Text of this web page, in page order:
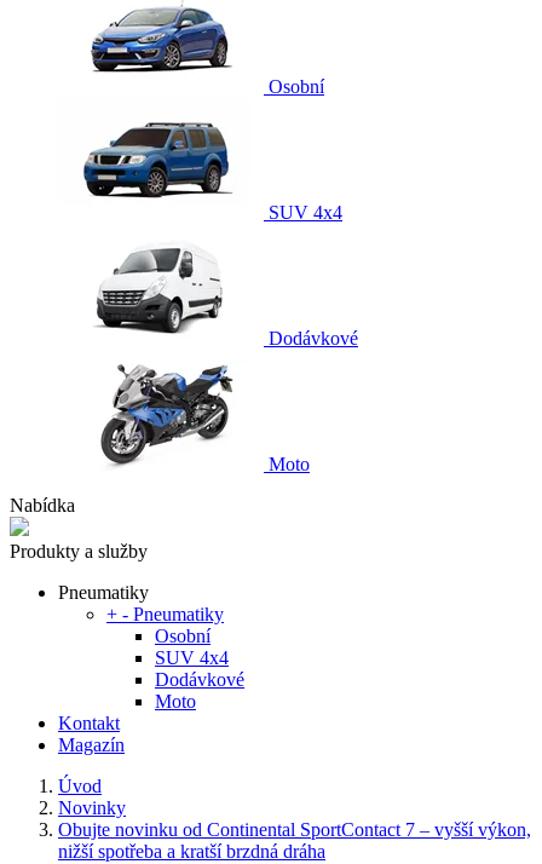
Osobní
SUV 4x4
Dodávkové
Moto
Nabídka
Produkty a služby
Pneumatiky
+ - Pneumatiky
Osobní
SUV 4x4
Dodávkové
Moto
Kontakt
Magazín
Úvod
Novinky
Obujte novinku od Continental SportContact 7 – vyšší výkon,
nižší spotřeba a kratší brzdná dráha